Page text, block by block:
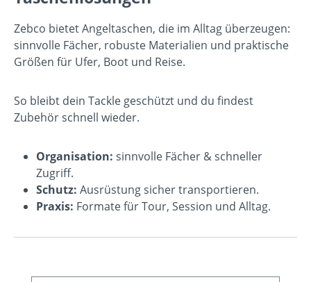
Zebco bietet Angeltaschen, die im Alltag überzeugen:
sinnvolle Fächer, robuste Materialien und praktische
Größen für Ufer, Boot und Reise.
So bleibt dein Tackle geschützt und du findest
Zubehör schnell wieder.
Organisation: sinnvolle Fächer & schneller
Zugriff.
Schutz: Ausrüstung sicher transportieren.
Praxis: Formate für Tour, Session und Alltag.